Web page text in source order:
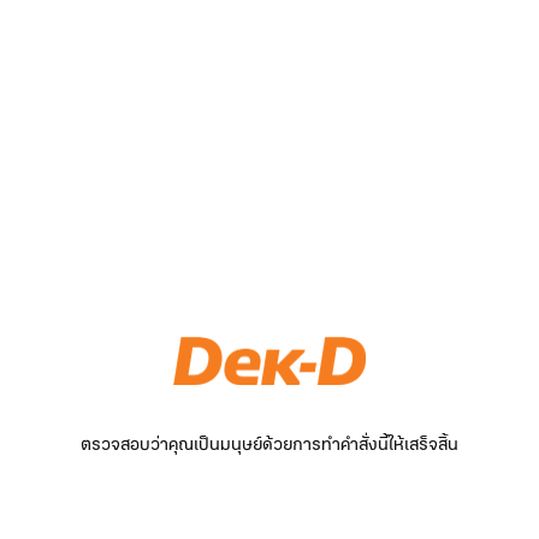
ตรวจสอบว่าคุณเป็นมนุษย์ด้วยการทำคำสั่งนี้ให้เสร็จสิ้น